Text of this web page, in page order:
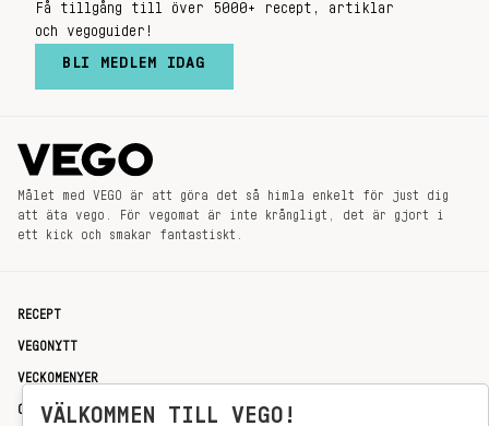
Få tillgång till över 5000+ recept, artiklar
och vegoguider!
BLI MEDLEM IDAG
Målet med VEGO är att göra det så himla enkelt för just dig
att äta vego. För vegomat är inte krångligt, det är gjort i
ett kick och smakar fantastiskt.
RECEPT
VEGONYTT
VECKOMENYER
OM OSSVÄLKOMMEN TILL VEGO!